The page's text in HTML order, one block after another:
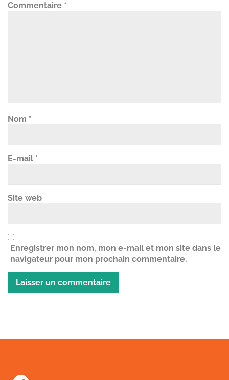
Commentaire *
Nom *
E-mail *
Site web
Enregistrer mon nom, mon e-mail et mon site dans le
navigateur pour mon prochain commentaire.